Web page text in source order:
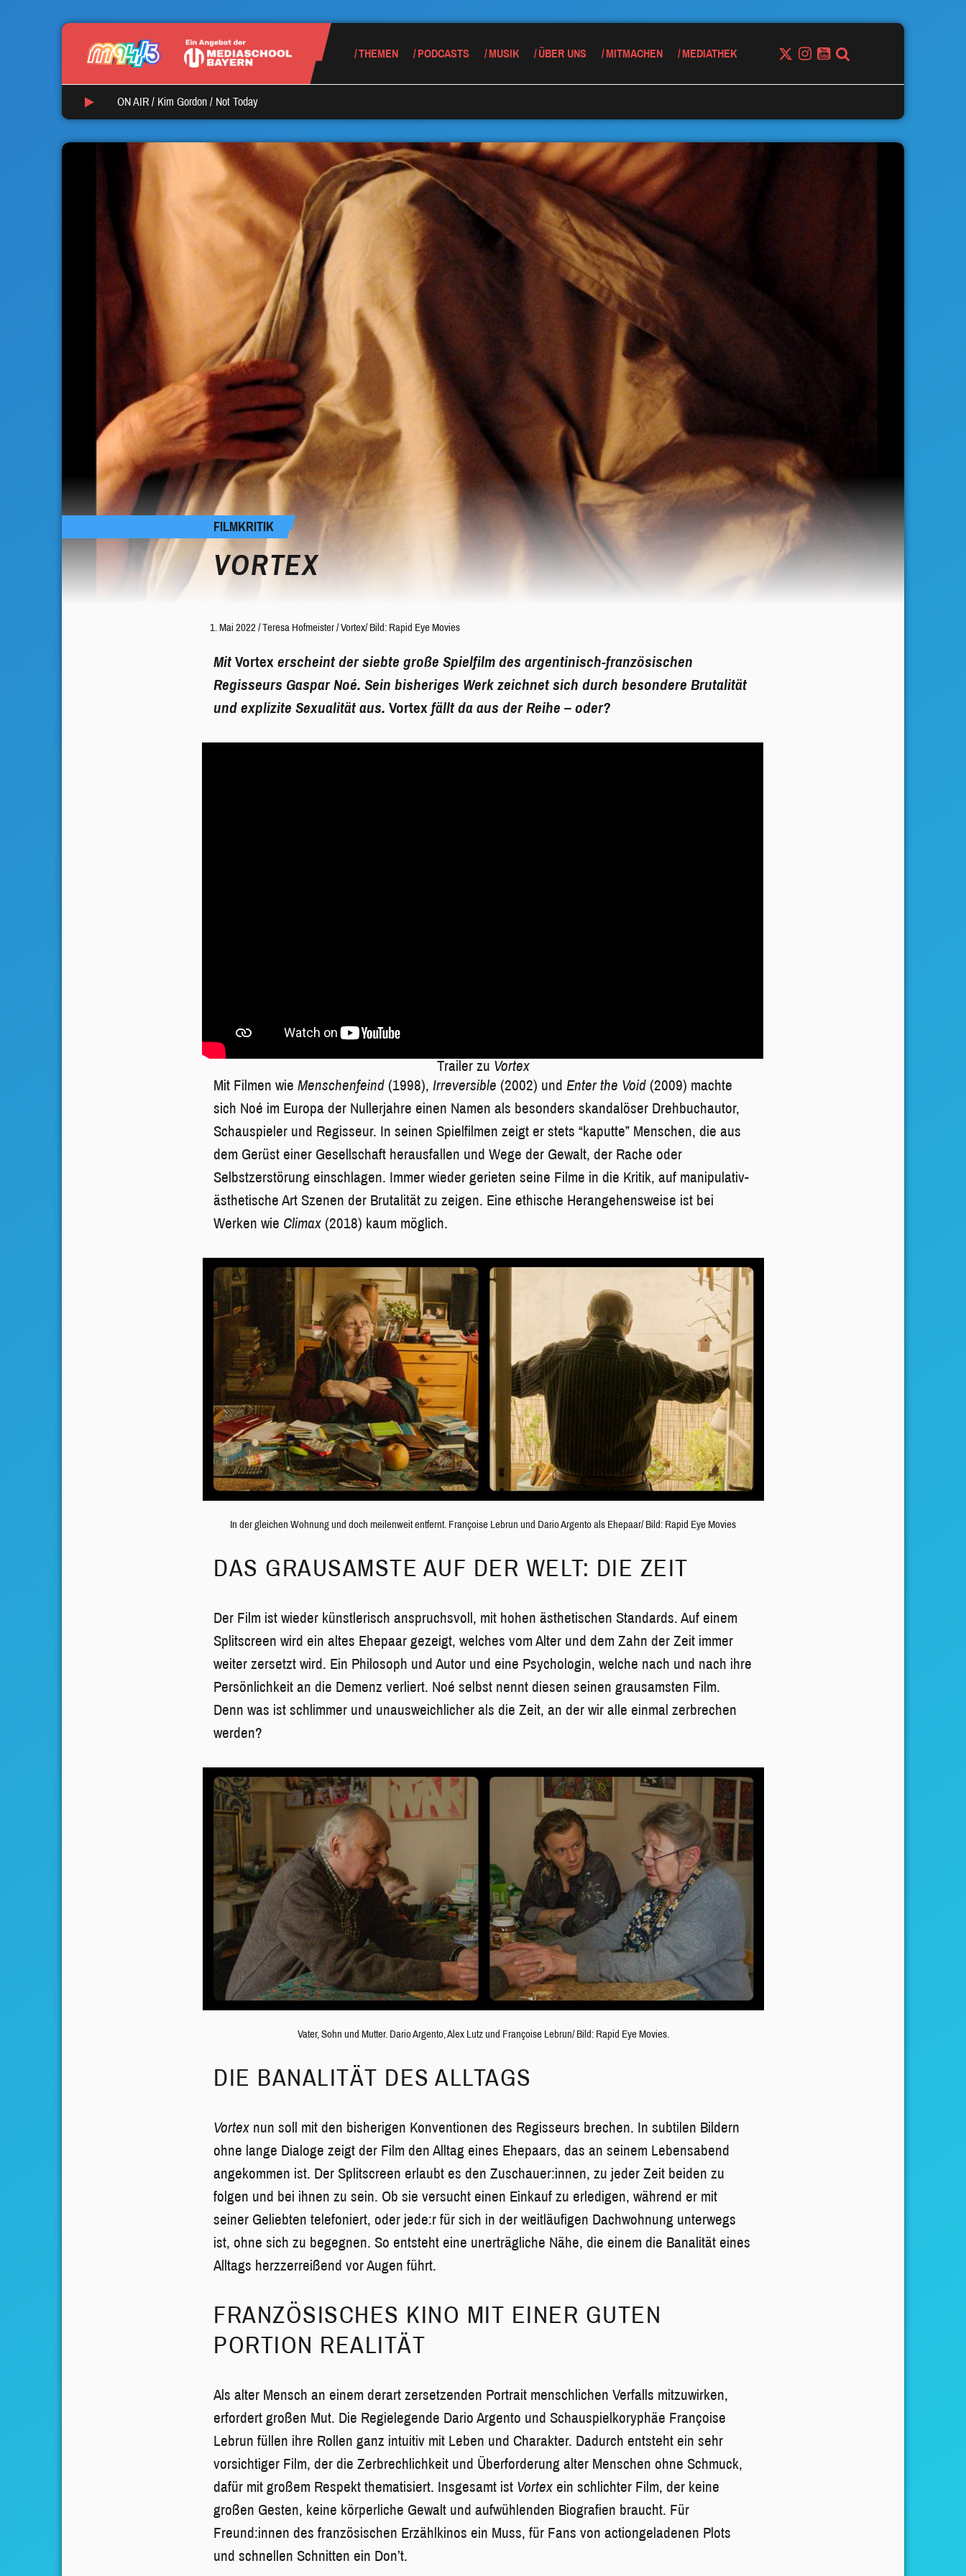
THEMEN PODCASTS MUSIK ÜBER UNS MITMACHEN MEDIATHEK
ON AIR / Kim Gordon / Not Today
FILMKRITIK
VORTEX
1. Mai 2022/Teresa Hofmeister/Vortex/ Bild: Rapid Eye Movies
MitVortex erscheint der siebte große Spielfilm des argentinisch-französischen
Regisseurs Gaspar Noé. Sein bisheriges Werk zeichnet sich durch besondere Brutalität
und explizite Sexualität aus.Vortex fällt da aus der Reihe – oder?
Trailer zu Vortex
Mit Filmen wieMenschenfeind (1998), Irreversible (2002) und Enter the Void (2009) machte
sich Noé im Europa der Nullerjahre einen Namen als besonders skandalöser Drehbuchautor,
Schauspieler und Regisseur. In seinen Spielfilmen zeigt er stets “kaputte” Menschen, die aus
dem Gerüst einer Gesellschaft herausfallen und Wege der Gewalt, der Rache oder
Selbstzerstörung einschlagen. Immer wieder gerieten seine Filme in die Kritik, auf manipulativ-
ästhetische Art Szenen der Brutalität zu zeigen. Eine ethische Herangehensweise ist bei
Werken wie Climax (2018) kaum möglich.
In der gleichen Wohnung und doch meilenweit entfernt. Françoise Lebrun und Dario Argento als Ehepaar/ Bild: Rapid Eye Movies
DAS GRAUSAMSTE AUF DER WELT: DIE ZEIT
Der Film ist wieder künstlerisch anspruchsvoll, mit hohen ästhetischen Standards. Auf einem
Splitscreen wird ein altes Ehepaar gezeigt, welches vom Alter und dem Zahn der Zeit immer
weiter zersetzt wird. Ein Philosoph und Autor und eine Psychologin, welche nach und nach ihre
Persönlichkeit an die Demenz verliert. Noé selbst nennt diesen seinen grausamsten Film.
Denn was ist schlimmer und unausweichlicher als die Zeit, an der wir alle einmal zerbrechen
werden?
Vater, Sohn und Mutter. Dario Argento, Alex Lutz und Françoise Lebrun/ Bild: Rapid Eye Movies.
DIE BANALITÄT DES ALLTAGS
Vortex nun soll mit den bisherigen Konventionen des Regisseurs brechen. In subtilen Bildern
ohne lange Dialoge zeigt der Film den Alltag eines Ehepaars, das an seinem Lebensabend
angekommen ist. Der Splitscreen erlaubt es den Zuschauer:innen, zu jeder Zeit beiden zu
folgen und bei ihnen zu sein. Ob sie versucht einen Einkauf zu erledigen, während er mit
seiner Geliebten telefoniert, oder jede:r für sich in der weitläufigen Dachwohnung unterwegs
ist, ohne sich zu begegnen. So entsteht eine unerträgliche Nähe, die einem die Banalität eines
Alltags herzzerreißend vor Augen führt.
FRANZÖSISCHES KINO MIT EINER GUTEN
PORTION REALITÄT
Als alter Mensch an einem derart zersetzenden Portrait menschlichen Verfalls mitzuwirken,
erfordert großen Mut. Die Regielegende Dario Argento und Schauspielkoryphäe Françoise
Lebrun füllen ihre Rollen ganz intuitiv mit Leben und Charakter. Dadurch entsteht ein sehr
vorsichtiger Film, der die Zerbrechlichkeit und Überforderung alter Menschen ohne Schmuck,
dafür mit großem Respekt thematisiert. Insgesamt ist Vortexein schlichter Film, der keine
großen Gesten, keine körperliche Gewalt und aufwühlenden Biografien braucht. Für
Freund:innen des französischen Erzählkinos ein Muss, für Fans von actiongeladenen Plots
und schnellen Schnitten ein Don’t.